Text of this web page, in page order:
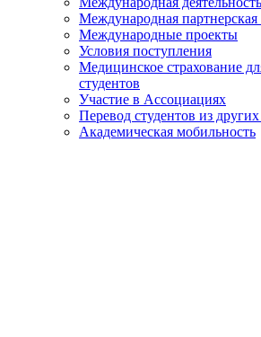
Международная партнерская
Международные проекты
Условия поступления
Медицинское страхование
студентов
Участие в Ассоциациях
Перевод студентов из других
Академическая мобильность